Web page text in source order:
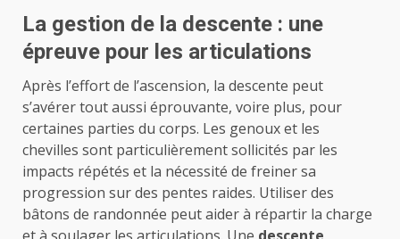
La gestion de la descente : une
épreuve pour les articulations
Après l’effort de l’ascension, la descente peut
s’avérer tout aussi éprouvante, voire plus, pour
certaines parties du corps. Les genoux et les
chevilles sont particulièrement sollicités par les
impacts répétés et la nécessité de freiner sa
progression sur des pentes raides. Utiliser des
bâtons de randonnée peut aider à répartir la charge